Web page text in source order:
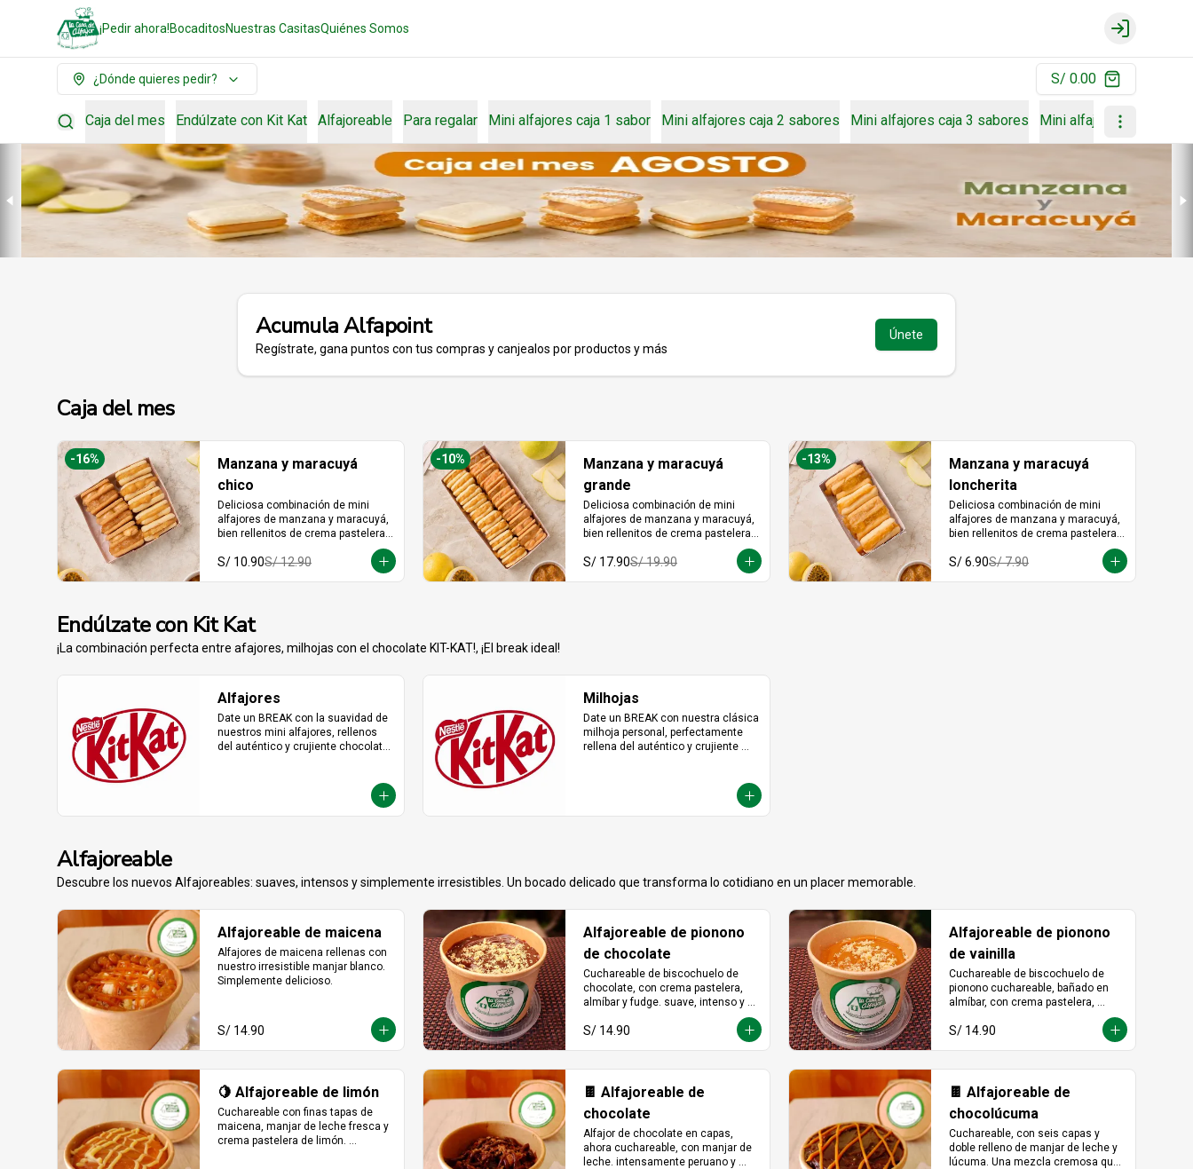
¡Pedir ahora!BocaditosNuestras CasitasQuiénes Somos
Login
¿Dónde quieres pedir? S/ 0.00
Caja del mes Endúlzate con Kit Kat Alfajoreable Para regalar Mini alfajores caja 1 sabor Mini alfajores caja 2 sabores Mini alfajores caja 3 sabores Mini alfajores caja 4
AcumulaAlfapoint
Regístrate, gana puntos con tus compras y canjealos por productos y más
Únete
Caja del mes
-16%
Manzana y maracuyá
chico
Deliciosa combinación de mini
alfajores de manzana y maracuyá,
bien rellenitos de crema pastelera
tradicional, relleno de manzana y
crema de maracuyá... Irresistible!!
S/ 10.90S/ 12.90
-10%
Manzana y maracuyá
grande
Deliciosa combinación de mini
alfajores de manzana y maracuyá,
bien rellenitos de crema pastelera
tradicional, relleno de manzana y
crema de maracuyá... Irresistible!!
S/ 17.90S/ 19.90
-13%
Manzana y maracuyá
loncherita
Deliciosa combinación de mini
alfajores de manzana y maracuyá,
bien rellenitos de crema pastelera
tradicional, relleno de manzana y
crema de maracuyá... Irresistible!!
S/ 6.90S/ 7.90
Endúlzate con Kit Kat
¡La combinación perfecta entre afajores, milhojas con el chocolate KIT-KAT!, ¡El break ideal!
Alfajores
Date un BREAK con la suavidad de
nuestros mini alfajores, rellenos
del auténtico y crujiente chocolate
transformar cualquier momento del
Milhojas
Date un BREAK con nuestra clásica
milhoja personal, perfectamente
rellena del auténtico y crujiente
ideal para desconectar y disfrutar
de un placer crujiente que no vas a
querer compartir.
Alfajoreable
Descubre los nuevos Alfajoreables: suaves, intensos y simplemente irresistibles. Un bocado delicado que transforma lo cotidiano en un placer memorable.
Alfajoreable de maicena
Alfajores de maicena rellenas con
nuestro irresistible manjar blanco.
Simplemente delicioso.
S/ 14.90
Alfajoreable de pionono
de chocolate
Cuchareable de biscochuelo de
chocolate, con crema pastelera,
almíbar y fudge. suave, intenso y
cucharada.
S/ 14.90
Alfajoreable de pionono
de vainilla
Cuchareable de biscochuelo de
pionono cuchareable, bañado en
almíbar, con crema pastelera,
dulce y una delicia que se disfruta
S/ 14.90
🍋 Alfajoreable de limón
Cuchareable con finas tapas de
maicena, manjar de leche fresca y
crema pastelera de limón.
🍫 Alfajoreable de
chocolate
Alfajor de chocolate en capas,
ahora cuchareable, con manjar de
leche. intensamente peruano y
🍫 Alfajoreable de
chocolúcuma
Cuchareable, con seis capas y
doble relleno de manjar de leche y
lúcuma. Una mezcla cremosa que